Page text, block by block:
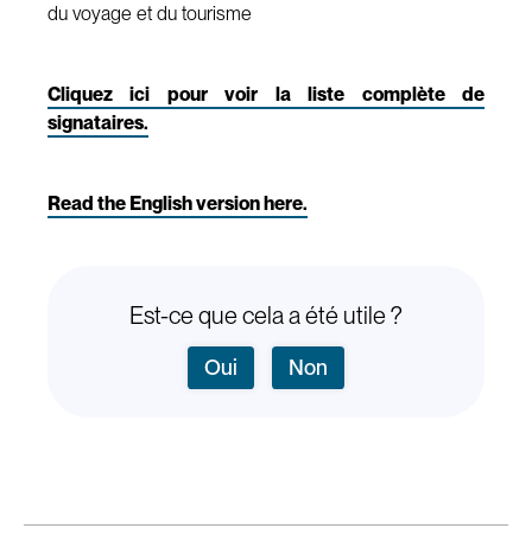
du voyage et du tourisme
Cliquez ici pour voir la liste complète de
signataires.
Read the English version here.
Est-ce que cela a été utile ?
Oui Non